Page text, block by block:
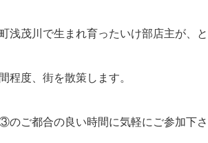
浅茂川で生まれ育ったいけ部店主が、
程度、街を散策します。
ご都合の良い時間に気軽にご参加下さ